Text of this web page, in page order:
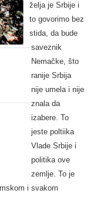
želja je Srbije i
to govorimo bez
stida, da bude
saveznik
Nemačke, što
ranije Srbija
nije umela i nije
znala da
izabere. To
jeste poltiika
Vlade Srbije i
politika ove
zemlje. To je
i svakom